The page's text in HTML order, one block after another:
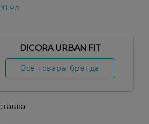
мл
DICORA URBAN FIT
Все товары бренда